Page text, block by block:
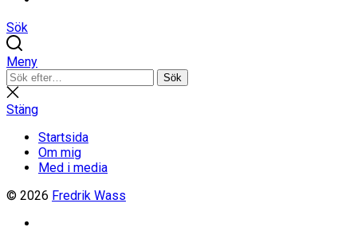
Sök
Meny
Sök
efter:
Sök
Stäng
sökning
Stäng
Startsida
Om mig
Med i media
© 2026 Fredrik Wass